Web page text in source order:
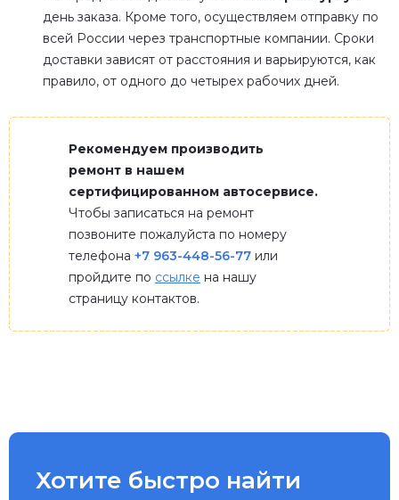
день заказа. Кроме того, осуществляем отправку по
всей России через транспортные компании. Сроки
доставки зависят от расстояния и варьируются, как
правило, от одного до четырех рабочих дней.
Рекомендуем производить
ремонт в нашем
сертифицированном автосервисе.
Чтобы записаться на ремонт
позвоните пожалуйста по номеру
телефона +7 963-448-56-77 или
пройдите по ссылке на нашу
страницу контактов.
Хотите быстро найти